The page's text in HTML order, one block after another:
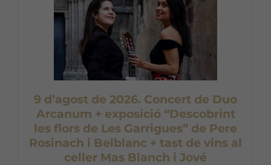
9 d’agost de 2026. Concert de Duo
Arcanum + exposició “Descobrint
les flors de Les Garrigues” de Pere
Rosinach i Belblanc + tast de vins al
celler Mas Blanch i Jové